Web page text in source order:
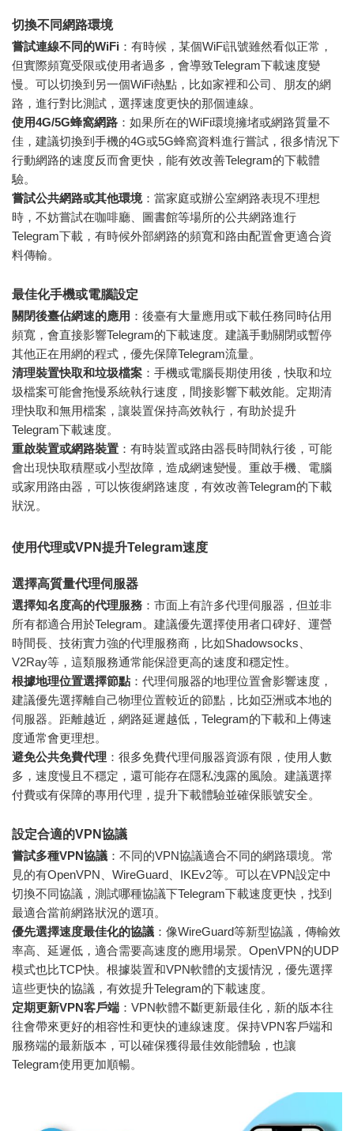
切換不同網路環境
嘗試連線不同的WiFi ：有時候，某個WiFi訊號雖然看似正常，
但實際頻寬受限或使用者過多，會導致Telegram下載速度變
慢。可以切換到另一個WiFi熱點，比如家裡和公司、朋友的網
路，進行對比測試，選擇速度更快的那個連線。
使用4G/5G蜂窩網路 ：如果所在的WiFi環境擁堵或網路質量不
佳，建議切換到手機的4G或5G蜂窩資料進行嘗試，很多情況下
行動網路的速度反而會更快，能有效改善Telegram的下載體
驗。
嘗試公共網路或其他環境：當家庭或辦公室網路表現不理想
時，不妨嘗試在咖啡廳、圖書館等場所的公共網路進行
Telegram下載，有時候外部網路的頻寬和路由配置會更適合資
料傳輸。
最佳化手機或電腦設定
關閉後臺佔網速的應用 ：後臺有大量應用或下載任務同時佔用
頻寬，會直接影響Telegram的下載速度。建議手動關閉或暫停
其他正在用網的程式，優先保障Telegram流量。
清理裝置快取和垃圾檔案 ：手機或電腦長期使用後，快取和垃
圾檔案可能會拖慢系統執行速度，間接影響下載效能。定期清
理快取和無用檔案，讓裝置保持高效執行，有助於提升
Telegram下載速度。
重啟裝置或網路裝置 ：有時裝置或路由器長時間執行後，可能
會出現快取積壓或小型故障，造成網速變慢。重啟手機、電腦
或家用路由器，可以恢復網路速度，有效改善Telegram的下載
狀況。
使用代理或VPN提升Telegram速度
選擇高質量代理伺服器
選擇知名度高的代理服務 ：市面上有許多代理伺服器，但並非
所有都適合用於Telegram。建議優先選擇使用者口碑好、運營
時間長、技術實力強的代理服務商，比如Shadowsocks、
V2Ray等，這類服務通常能保證更高的速度和穩定性。
根據地理位置選擇節點 ：代理伺服器的地理位置會影響速度，
建議優先選擇離自己物理位置較近的節點，比如亞洲或本地的
伺服器。距離越近，網路延遲越低，Telegram的下載和上傳速
度通常會更理想。
避免公共免費代理 ：很多免費代理伺服器資源有限，使用人數
多，速度慢且不穩定，還可能存在隱私洩露的風險。建議選擇
付費或有保障的專用代理，提升下載體驗並確保賬號安全。
設定合適的VPN協議
嘗試多種VPN協議 ：不同的VPN協議適合不同的網路環境。常
見的有OpenVPN、WireGuard、IKEv2等。可以在VPN設定中
切換不同協議，測試哪種協議下Telegram下載速度更快，找到
最適合當前網路狀況的選項。
優先選擇速度最佳化的協議 ：像WireGuard等新型協議，傳輸效
率高、延遲低，適合需要高速度的應用場景。OpenVPN的UDP
模式也比TCP快。根據裝置和VPN軟體的支援情況，優先選擇
這些更快的協議，有效提升Telegram的下載速度。
定期更新VPN客戶端 ：VPN軟體不斷更新最佳化，新的版本往
往會帶來更好的相容性和更快的連線速度。保持VPN客戶端和
服務端的最新版本，可以確保獲得最佳效能體驗，也讓
Telegram使用更加順暢。